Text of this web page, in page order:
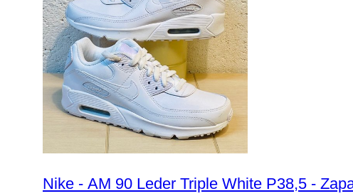
Nike - AM 90 Leder Triple White P38,5 -